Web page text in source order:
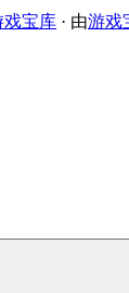
戏宝库 · 由游戏